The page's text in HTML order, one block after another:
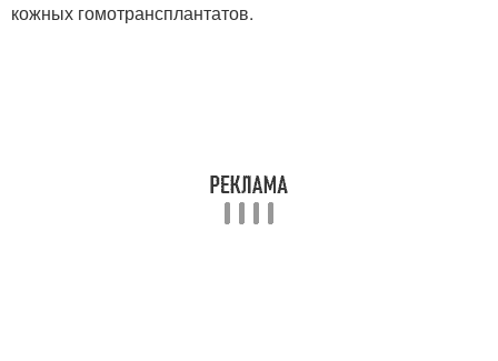
кожных гомотрансплантатов.